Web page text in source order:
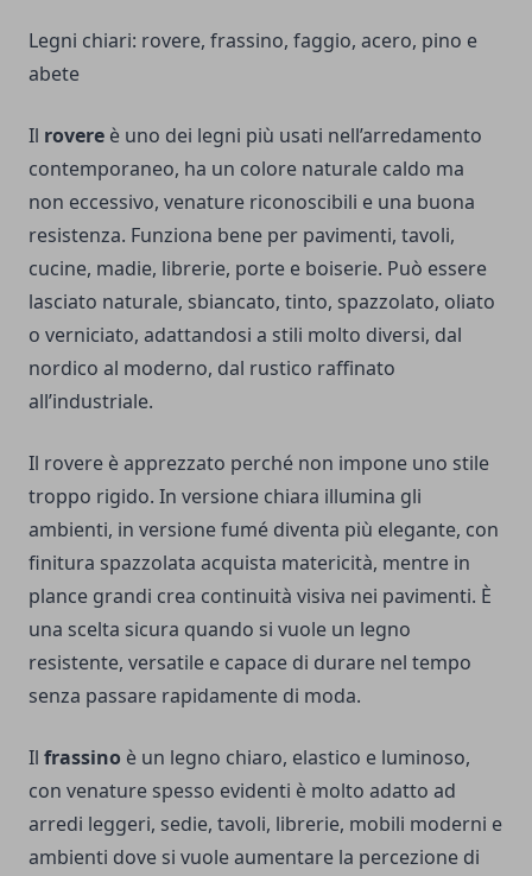
Legni chiari: rovere, frassino, faggio, acero, pino e
abete
Il rovere è uno dei legni più usati nell’arredamento
contemporaneo, ha un colore naturale caldo ma
non eccessivo, venature riconoscibili e una buona
resistenza. Funziona bene per pavimenti, tavoli,
cucine, madie, librerie, porte e boiserie. Può essere
lasciato naturale, sbiancato, tinto, spazzolato, oliato
o verniciato, adattandosi a stili molto diversi, dal
nordico al moderno, dal rustico raffinato
all’industriale.
Il rovere è apprezzato perché non impone uno stile
troppo rigido. In versione chiara illumina gli
ambienti, in versione fumé diventa più elegante, con
finitura spazzolata acquista matericità, mentre in
plance grandi crea continuità visiva nei pavimenti. È
una scelta sicura quando si vuole un legno
resistente, versatile e capace di durare nel tempo
senza passare rapidamente di moda.
Il frassino è un legno chiaro, elastico e luminoso,
con venature spesso evidenti è molto adatto ad
arredi leggeri, sedie, tavoli, librerie, mobili moderni e
ambienti dove si vuole aumentare la percezione di